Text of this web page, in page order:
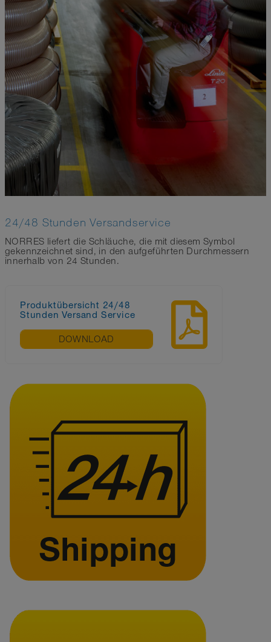
24/48 Stunden Versandservice
NORRES liefert die Schläuche, die mit diesem Symbol
gekennzeichnet sind, in den aufgeführten Durchmessern
innerhalb von 24 Stunden.
Produktübersicht 24/48
Stunden Versand Service
DOWNLOAD